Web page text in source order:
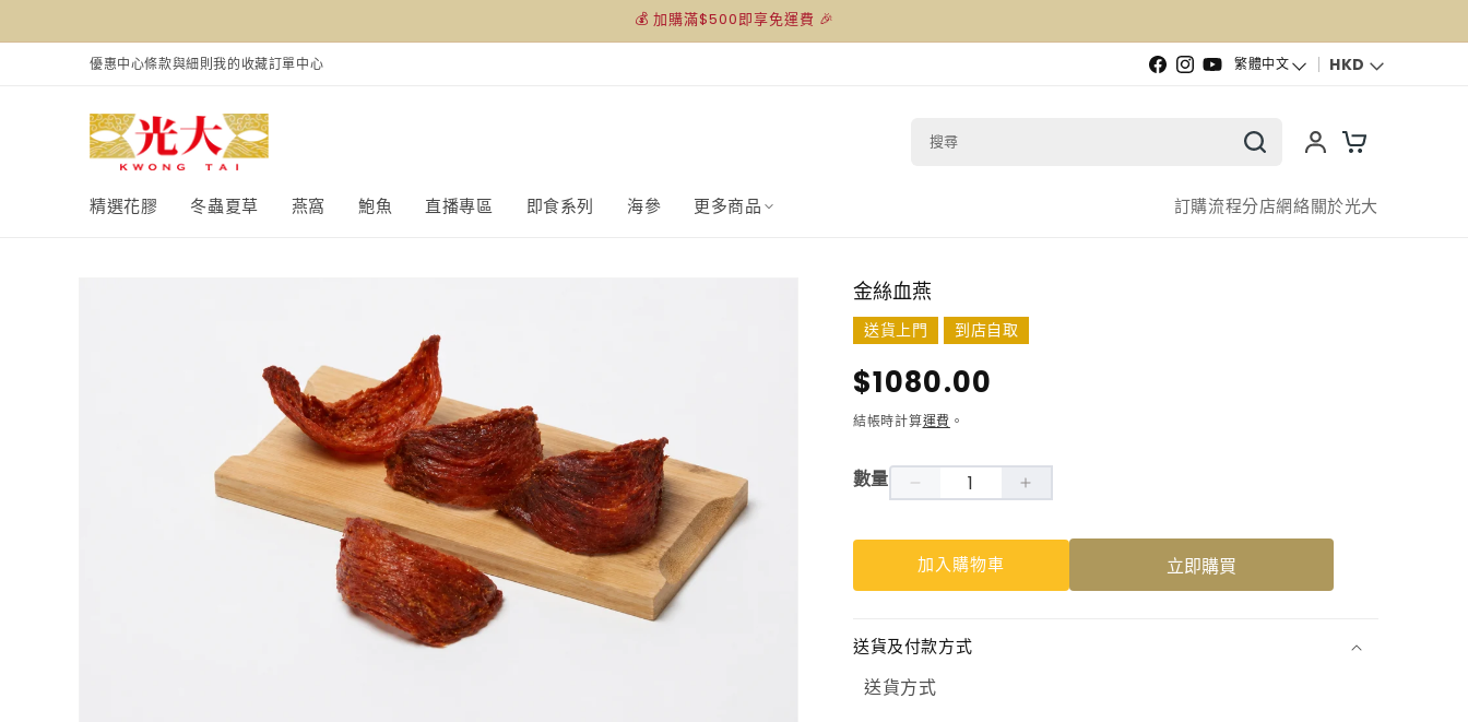
💰 加購滿$500即享免運費 🎉
優惠中心條款與細則我的收藏訂單中心
Facebook
Instagram
YouTube
語言
繁體中文 HKD
精選花膠 冬蟲夏草 燕窩 鮑魚 直播專區 即食系列 海參 更多商品 訂購流程分店網絡關於光大
金絲血燕
送貨上門 到店自取
定
價
$1080.00
結帳時計算運費 。
數量
金
絲
血
數
量
金
絲
加入購物車 立即購買
送貨及付款方式
送貨方式